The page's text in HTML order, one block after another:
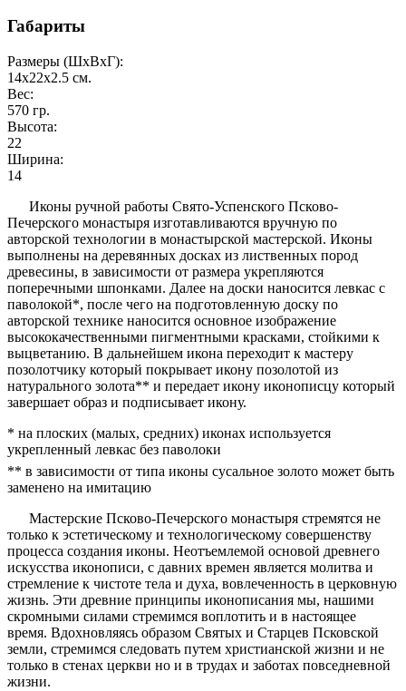
Габариты
Размеры (ШxВxГ):
14x22x2.5 см.
Вес:
570 гр.
Высота:
22
Ширина:
14
Иконы ручной работы Свято-Успенского Псково-
Печерского монастыря изготавливаются вручную по
авторской технологии в монастырской мастерской. Иконы
выполнены на деревянных досках из лиственных пород
древесины, в зависимости от размера укрепляются
поперечными шпонками. Далее на доски наносится левкас с
паволокой*, после чего на подготовленную доску по
авторской технике наносится основное изображение
высококачественными пигментными красками, стойкими к
выцветанию. В дальнейшем икона переходит к мастеру
позолотчику который покрывает икону позолотой из
натурального золота** и передает икону иконописцу который
завершает образ и подписывает икону.
* на плоских (малых, средних) иконах используется
укрепленный левкас без паволоки
** в зависимости от типа иконы сусальное золото может быть
заменено на имитацию
Мастерские Псково-Печерского монастыря стремятся не
только к эстетическому и технологическому совершенству
процесса создания иконы. Неотъемлемой основой древнего
искусства иконописи, с давних времен является молитва и
стремление к чистоте тела и духа, вовлеченность в церковную
жизнь. Эти древние принципы иконописания мы, нашими
скромными силами стремимся воплотить и в настоящее
время. Вдохновляясь образом Святых и Старцев Псковской
земли, стремимся следовать путем христианской жизни и не
только в стенах церкви но и в трудах и заботах повседневной
жизни.